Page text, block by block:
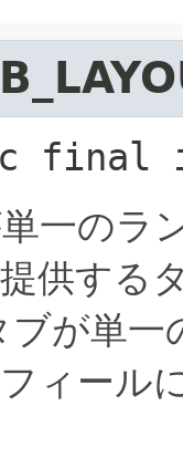
final
一のラ
供する
ブが単一
ィール